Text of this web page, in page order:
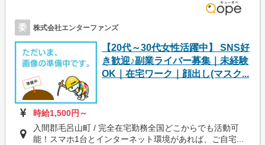
委 株式会社エンターファンズ
【20代～30代女性活躍中】 SNS好
き歓迎♪副業ライバー募集｜未経験
OK｜在宅ワーク｜顔出し(マスク...
時給1,500円～
入間郡毛呂山町 / 完全在宅勤務全国どこからでも活動可
能！スマホ1台とインターネット環境があれば、ご自宅...